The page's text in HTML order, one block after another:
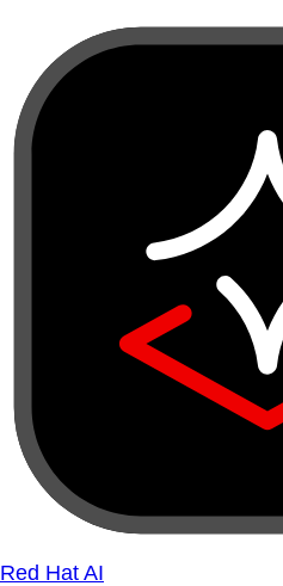
Red Hat AI